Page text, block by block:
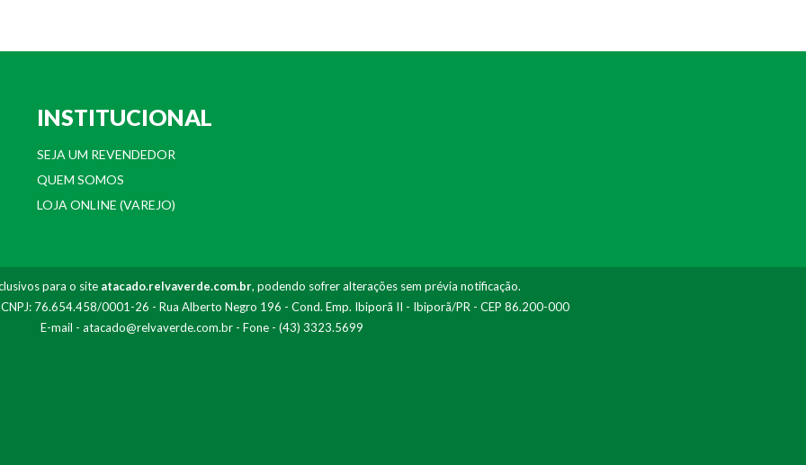
INSTITUCIONAL
SEJA UM REVENDEDOR
QUEM SOMOS
LOJA ONLINE (VAREJO)
para o site atacado.relvaverde.com.br, podendo sofrer alterações sem prévia notificação.
CNPJ: 76.654.458/0001-26 - Rua Alberto Negro 196 - Cond. Emp. Ibiporã II - Ibiporã/PR - CEP 86.200-000
E-mail - atacado@relvaverde.com.br- Fone - (43) 3323.5699